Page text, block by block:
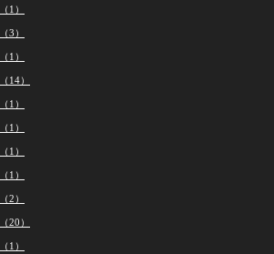
1）
3）
1）
14）
1）
1）
1）
1）
2）
20）
1）